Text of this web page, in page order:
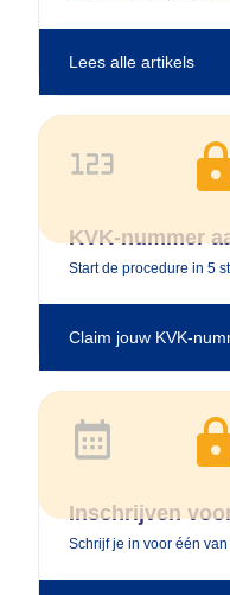
Lees alle artikels
KVK-nummer
Start de procedure in 5
Claim jouw KVK-
Inschrijven
Schrijf je in voor één